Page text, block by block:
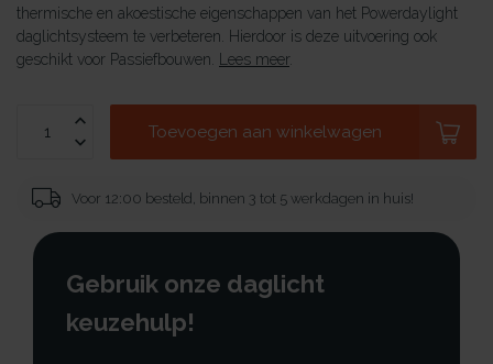
thermische en akoestische eigenschappen van het Powerdaylight
daglichtsysteem te verbeteren. Hierdoor is deze uitvoering ook
geschikt voor Passiefbouwen.
Lees meer.
Toevoegen aan winkelwagen
Voor 12:00 besteld, binnen 3 tot 5 werkdagen in huis!
Gebruik onze daglicht
keuzehulp!